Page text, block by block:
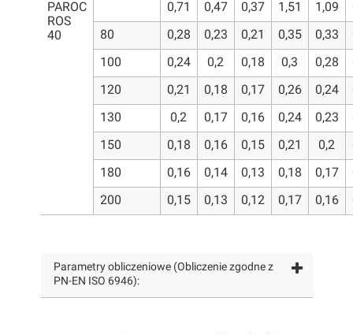
PAROC
ROS
40
0,71 0,47 0,37 1,51 1,09
80 0,28 0,23 0,21 0,35 0,33
100 0,24 0,2 0,18 0,3 0,28
120 0,21 0,18 0,17 0,26 0,24
130 0,2 0,17 0,16 0,24 0,23
150 0,18 0,16 0,15 0,21 0,2
180 0,16 0,14 0,13 0,18 0,17
200 0,15 0,13 0,12 0,17 0,16
Parametry obliczeniowe (Obliczenie zgodne z
PN-EN ISO 6946):